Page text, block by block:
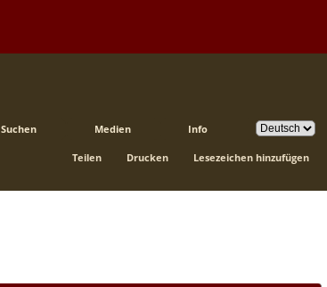
Suchen Medien Info
Teilen Drucken Lesezeichen hinzufügen